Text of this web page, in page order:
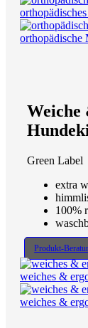
orthopädische
Weiche
Green Label
extra
100%
Produkt-
weiches &
weiches &